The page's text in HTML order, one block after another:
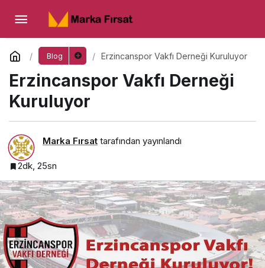
Blog Erzincanspor Vakfı Derneği Kuruluyor
Erzincanspor Vakfı Derneği
Kuruluyor
Marka Fırsat tarafından yayınlandı
2dk, 25sn
Erzincanspor Vakfı Derneği Kuruluyor
Yorum Yap